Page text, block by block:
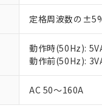
定格周波数の
動作時(50Hz):
動作前(50Hz):
AC 50～160A
※1 対応状況